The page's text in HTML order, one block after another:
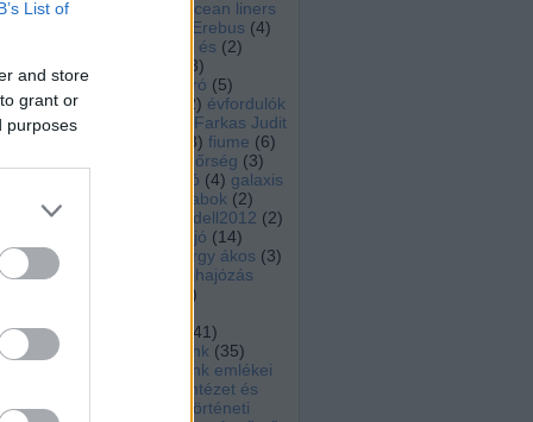
List of
and store
grant or
purposes
Encyclopedia of ocean liners
Erebus (4)
és (2)
eseménynaptár
3)
északnyugati átjáró (5)
Euróra Csoport
2) évfordulók
(17
Farkas Judit
3) fiume (6)
Folyamőrség (3)
Franklin-expedíció (4) galaxis
Gályarabok (2)
gomodell2012 (2)
gőzhajó (14)
györgy ákos (3)
hadihajózás
)
41)
haditengerészetünk (35)
haditengerészetünk emlékei
Hadtörténeti Intézet és
Hadtörténeti